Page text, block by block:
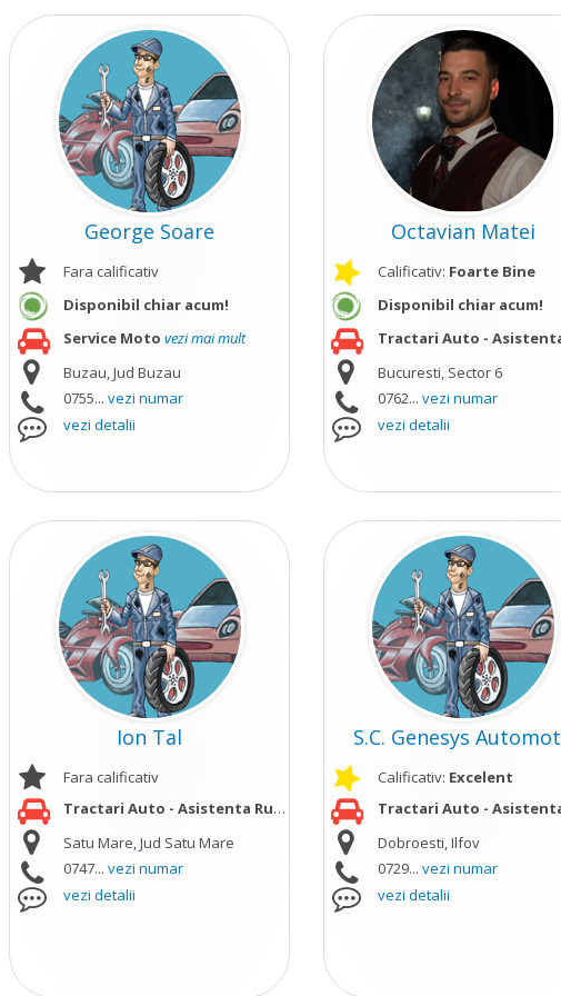
George Soare
Fara calificativ
Disponibil chiar acum!
Service Moto vezi mai mult
Buzau, Jud Buzau
0755...vezi numar
vezi detalii
Octavian Matei
Calificativ: Foarte Bine
Disponibil chiar acum!
Tractari Auto - Asistenta
Bucuresti, Sector 6
0762... vezi numar
vezi detalii
vezi mai mult
Ion Tal
Fara calificativ
Tractari Auto - Asistenta Rutiera
vezi mai mult
Satu Mare, Jud Satu Mare
0747...vezi numar
vezi detalii
S.C. Genesys
Calificativ: Excelent
Tractari Auto - Asistenta
Dobroesti, Ilfov
0729... vezi numar
vezi detalii